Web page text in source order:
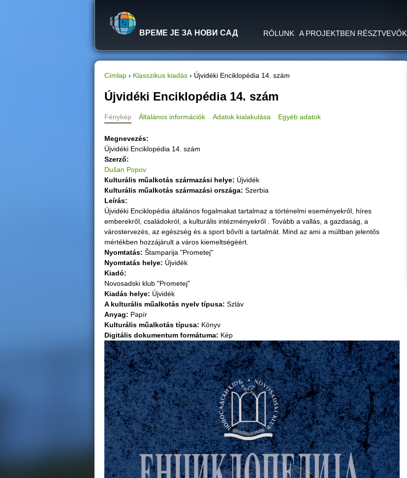
ВРЕМЕ ЈЕ ЗА НОВИ САД RÓLUNK A PROJEKTBEN RÉSZTVEVŐK
J
e
e
n
l
e
g
i
h
e
l
y
Címlap › Klasszikus kiadás › Újvidéki Enciklopédia 14. szám
Újvidéki Enciklopédia 14. szám
Fénykép Általános információk Adatok kialakulása Egyéb adatok
Megnevezés:
Újvidéki Enciklopédia 14. szám
Szerző:
Dušan Popov
Кulturális műalkotás származási helye: Újvidék
Кulturális műalkotás származási országа: Szerbia
Leírás:
Újvidéki Enciklopédia általános fogalmakat tartalmaz a történelmi eseményekről, híres
emberekről, családokról, a kulturális intézményekről . Tovább a vallás, a gazdaság, a
várostervezés, az egészség és a sport bővíti a tartalmát. Mind az ami a múltban jelentős
mértékben hozzájárult a város kiemeltségéért.
Nyomtatás: Štamparija "Prometej"
Nyomtatás helye: Újvidék
Kiadó:
Novosadski klub "Prometej"
Kiadás helye: Újvidék
A kulturális műalkotás nyelv típusa: Szláv
Anyag: Papír
Kulturális műalkotás típusa: Könyv
Digitális dokumentum formátuma: Kép